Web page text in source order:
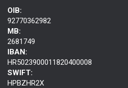
OIB:
92770362982
MB:
2681749
IBAN:
HR5023900011820400008
SWIFT:
HPBZHR2X